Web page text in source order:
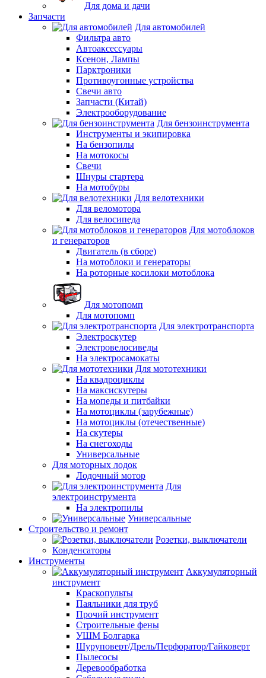
Для дома и дачи
Запчасти
Для автомобилей
Фильтра авто
Автоаксессуары
Ксенон, Лампы
Парктроники
Противоугонные устройства
Свечи авто
Запчасти (Китай)
Электрооборудование
Для бензоинструмента
Инструменты и экипировка
На бензопилы
На мотокосы
Свечи
Шнуры стартера
На мотобуры
Для велотехники
Для веломотора
Для велосипеда
Для мотоблоков
и генераторов
Двигатель (в сборе)
На мотоблоки и генераторы
На роторные косилоки мотоблока
Для мотопомп
Для мотопомп
Для электротранспорта
Электроскутер
Электровелосиведы
На электросамокаты
Для мототехники
На квадроциклы
На максискутеры
На мопеды и питбайки
На мотоциклы (зарубежные)
На мотоциклы (отечественные)
На скутеры
На снегоходы
Универсальные
Для моторных лодок
Лодочный мотор
Для
электроинструмента
На электропилы
Универсальные
Строительство и ремонт
Розетки, выключатели
Конденсаторы
Инструменты
Аккумуляторный
инструмент
Краскопульты
Паяльники для труб
Прочий инструмент
Строительные фены
УШМ Болгарка
Шуруповерт/Дрель/Перфоратор/Гайковерт
Пылесосы
Деревообработка